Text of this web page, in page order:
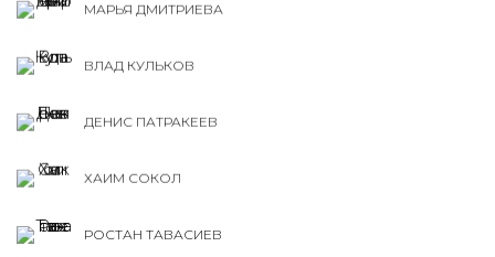
МАРЬЯ ДМИТРИЕВА
ВЛАД КУЛЬКОВ
ДЕНИС ПАТРАКЕЕВ
ХАИМ СОКОЛ
РОСТАН ТАВАСИЕВ